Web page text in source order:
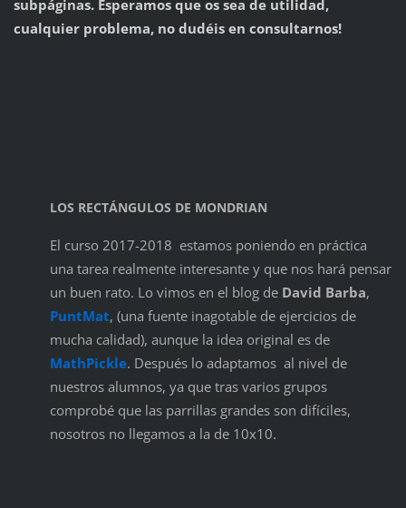
subpáginas. Esperamos que os sea de utilidad,
cualquier problema, no dudéis en consultarnos!
LOS RECTÁNGULOS DE MONDRIAN
El curso 2017-2018 estamos poniendo en práctica
una tarea realmente interesante y que nos hará pensar
un buen rato. Lo vimos en el blog de David Barba,
PuntMat, (una fuente inagotable de ejercicios de
mucha calidad), aunque la idea original es de
MathPickle. Después lo adaptamos al nivel de
nuestros alumnos, ya que tras varios grupos
comprobé que las parrillas grandes son difíciles,
nosotros no llegamos a la de 10x10.